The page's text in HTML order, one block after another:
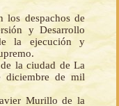
los despachos de
y Desarrollo
la ejecución y
la ciudad de La
diciembre de mil
Murillo de la